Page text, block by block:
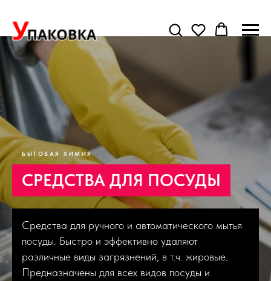
БЫТОВАЯ ХИМИЯ
СРЕДСТВА ДЛЯ ПОСУДЫ
Средства для ручного и автоматического мытья
посуды. Быстро и эффективно удаляют
различные виды загрязнений, в т.ч. жировые.
Предназначены для всех видов посуды и